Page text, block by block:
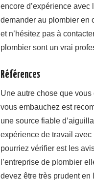
encore d’expérience
demander au plombier en
et n’hésitez pas à
plombier sont un vrai
Références
Une autre chose que
vous embauchez est
une source fiable
expérience de travail avec
pourriez vérifier est les
l’entreprise de plombier
devez être très prudent en